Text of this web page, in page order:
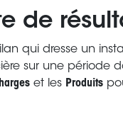
de
qui dresse un
sur une période
et les Produits